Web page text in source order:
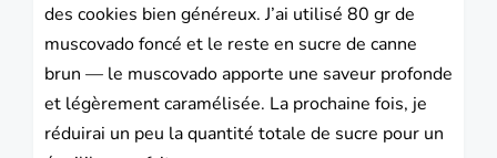
des cookies bien généreux. J’ai utilisé 80 gr de
muscovado foncé et le reste en sucre de canne
brun — le muscovado apporte une saveur profonde
et légèrement caramélisée. La prochaine fois, je
réduirai un peu la quantité totale de sucre pour un